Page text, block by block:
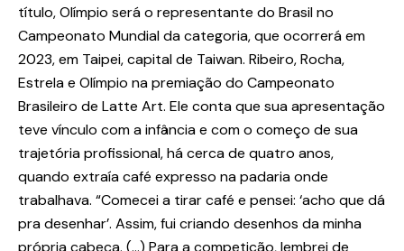
título, Olímpio será o representante do Brasil no
Campeonato Mundial da categoria, que ocorrerá em
2023, em Taipei, capital de Taiwan. Ribeiro, Rocha,
Estrela e Olímpio na premiação do Campeonato
Brasileiro de Latte Art. Ele conta que sua apresentação
teve vínculo com a infância e com o começo de sua
trajetória profissional, há cerca de quatro anos,
quando extraía café expresso na padaria onde
trabalhava. “Comecei a tirar café e pensei: ‘acho que dá
pra desenhar’. Assim, fui criando desenhos da minha
própria cabeça. (…) Para a competição, lembrei de